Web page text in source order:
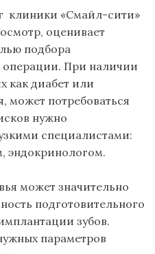
клиники «Смайл-сити»
оценивает
подбора
операции. При наличии
как диабет или
может потребоваться
нужно
специалистами:
эндокринологом.
может значительно
подготовительного
зубов.
параметров